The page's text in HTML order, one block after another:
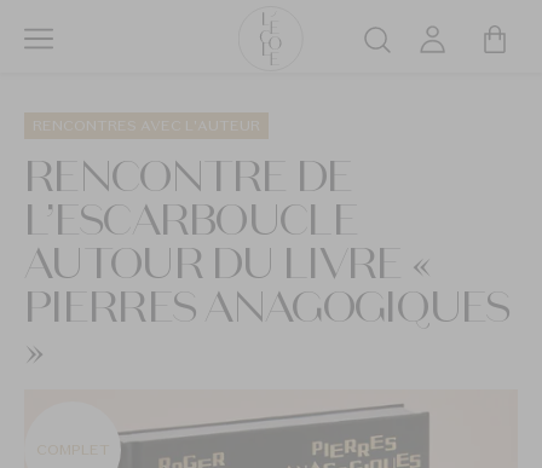
School
Jewelry
Arts
logo
Rechercher
RENCONTRES AVEC L'AUTEUR
RENCONTRE DE
L’ESCARBOUCLE
AUTOUR DU LIVRE «
PIERRES ANAGOGIQUES
»
COMPLET